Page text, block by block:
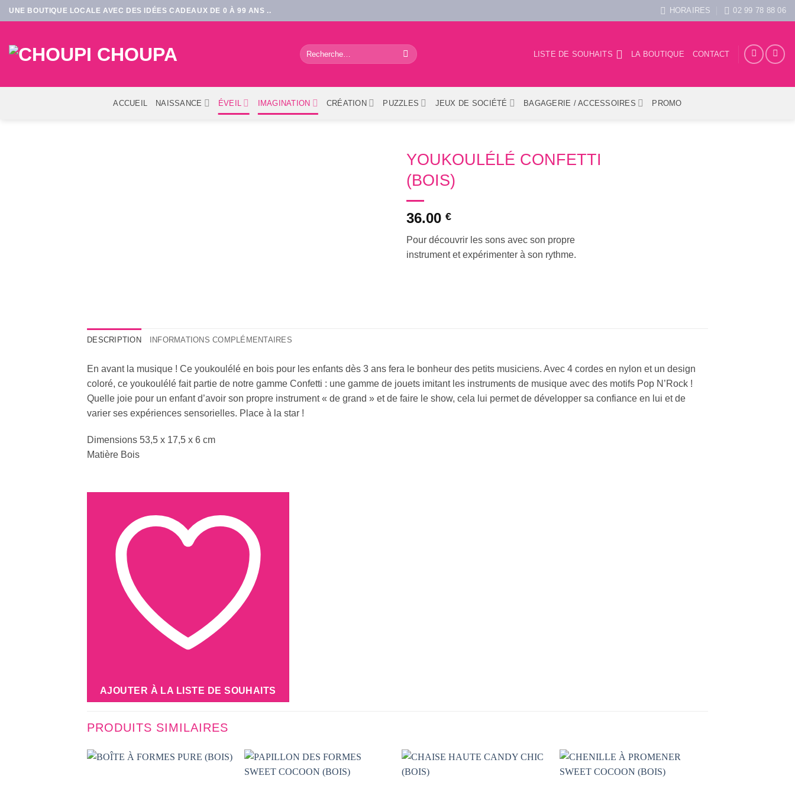
Passer
au
UNE BOUTIQUE LOCALE AVEC DES IDÉES CADEAUX DE 0 À 99 ANS .. HORAIRES 02 99 78 88 06
Recherche
pour :
LISTE DE SOUHAITS LA BOUTIQUE CONTACT
ACCUEIL NAISSANCE ÉVEIL IMAGINATION CRÉATION PUZZLES JEUX DE SOCIÉTÉ BAGAGERIE / ACCESSOIRES PROMO
YOUKOULÉLÉ CONFETTI
(BOIS)
36.00 €
Pour découvrir les sons avec son propre
instrument et expérimenter à son rythme.
DESCRIPTION INFORMATIONS COMPLÉMENTAIRES
En avant la musique ! Ce youkoulélé en bois pour les enfants dès 3 ans fera le bonheur des petits musiciens. Avec 4 cordes en nylon et un design
coloré, ce youkoulélé fait partie de notre gamme Confetti : une gamme de jouets imitant les instruments de musique avec des motifs Pop N’Rock !
Quelle joie pour un enfant d’avoir son propre instrument « de grand » et de faire le show, cela lui permet de développer sa confiance en lui et de
varier ses expériences sensorielles. Place à la star !
Dimensions 53,5 x 17,5 x 6 cm
Matière Bois
AJOUTER À LA LISTE DE SOUHAITS
PRODUITS SIMILAIRES